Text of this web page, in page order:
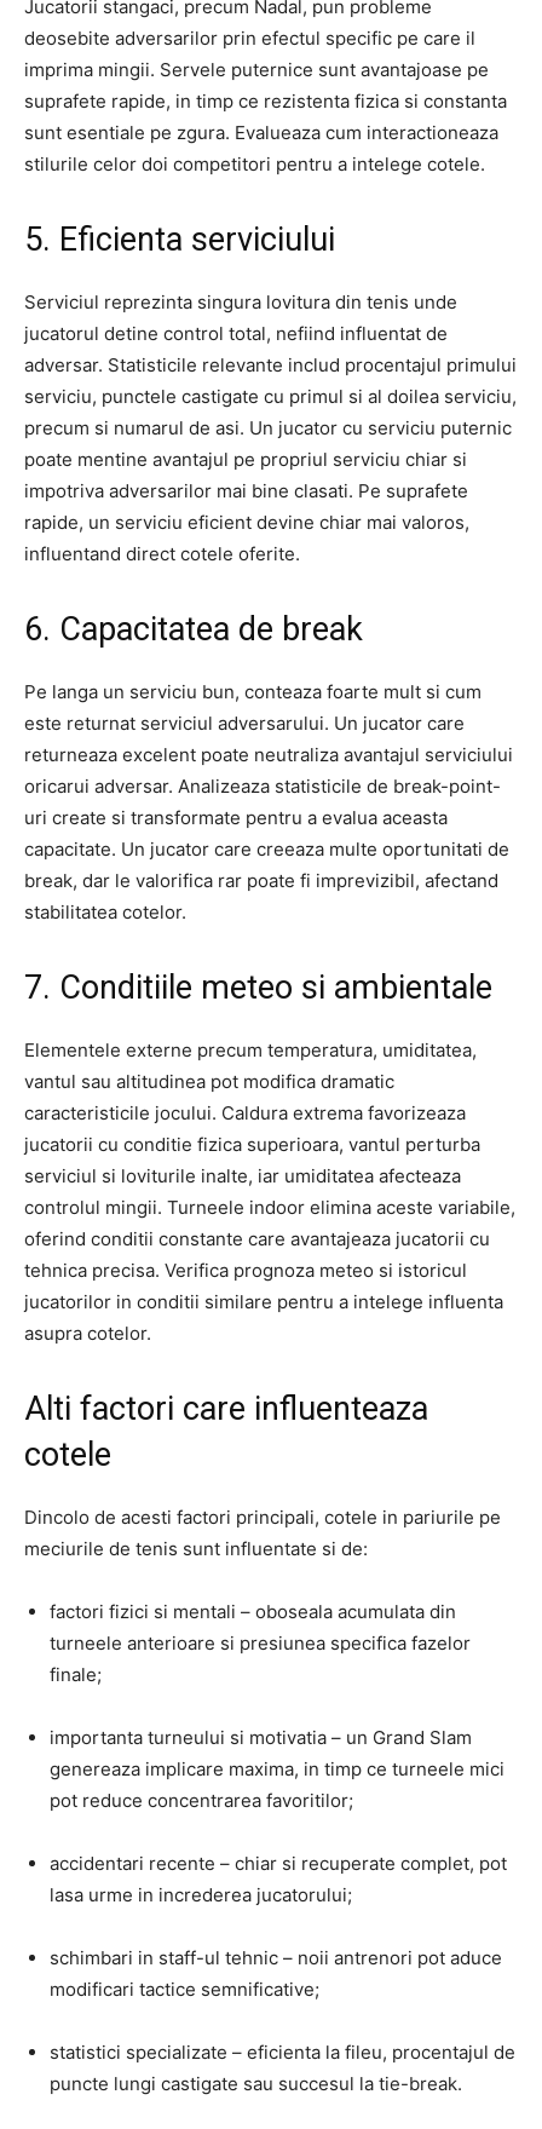
Jucatorii stangaci, precum Nadal, pun probleme
deosebite adversarilor prin efectul specific pe care il
imprima mingii. Servele puternice sunt avantajoase pe
suprafete rapide, in timp ce rezistenta fizica si constanta
sunt esentiale pe zgura. Evalueaza cum interactioneaza
stilurile celor doi competitori pentru a intelege cotele.
5. Eficienta serviciului
Serviciul reprezinta singura lovitura din tenis unde
jucatorul detine control total, nefiind influentat de
adversar. Statisticile relevante includ procentajul primului
serviciu, punctele castigate cu primul si al doilea serviciu,
precum si numarul de asi. Un jucator cu serviciu puternic
poate mentine avantajul pe propriul serviciu chiar si
impotriva adversarilor mai bine clasati. Pe suprafete
rapide, un serviciu eficient devine chiar mai valoros,
influentand direct cotele oferite.
6. Capacitatea de break
Pe langa un serviciu bun, conteaza foarte mult si cum
este returnat serviciul adversarului. Un jucator care
returneaza excelent poate neutraliza avantajul serviciului
oricarui adversar. Analizeaza statisticile de break-point-
uri create si transformate pentru a evalua aceasta
capacitate. Un jucator care creeaza multe oportunitati de
break, dar le valorifica rar poate fi imprevizibil, afectand
stabilitatea cotelor.
7. Conditiile meteo si ambientale
Elementele externe precum temperatura, umiditatea,
vantul sau altitudinea pot modifica dramatic
caracteristicile jocului. Caldura extrema favorizeaza
jucatorii cu conditie fizica superioara, vantul perturba
serviciul si loviturile inalte, iar umiditatea afecteaza
controlul mingii. Turneele indoor elimina aceste variabile,
oferind conditii constante care avantajeaza jucatorii cu
tehnica precisa. Verifica prognoza meteo si istoricul
jucatorilor in conditii similare pentru a intelege influenta
asupra cotelor.
Alti factori care influenteaza
cotele
Dincolo de acesti factori principali, cotele in pariurile pe
meciurile de tenis sunt influentate si de:
factori fizici si mentali – oboseala acumulata din
turneele anterioare si presiunea specifica fazelor
finale;
importanta turneului si motivatia – un Grand Slam
genereaza implicare maxima, in timp ce turneele mici
pot reduce concentrarea favoritilor;
accidentari recente – chiar si recuperate complet, pot
lasa urme in increderea jucatorului;
schimbari in staff-ul tehnic – noii antrenori pot aduce
modificari tactice semnificative;
statistici specializate – eficienta la fileu, procentajul de
puncte lungi castigate sau succesul la tie-break.